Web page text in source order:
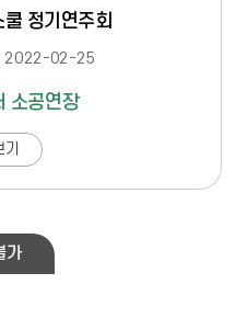
정기연주회
2022-02-25
소공연장
가